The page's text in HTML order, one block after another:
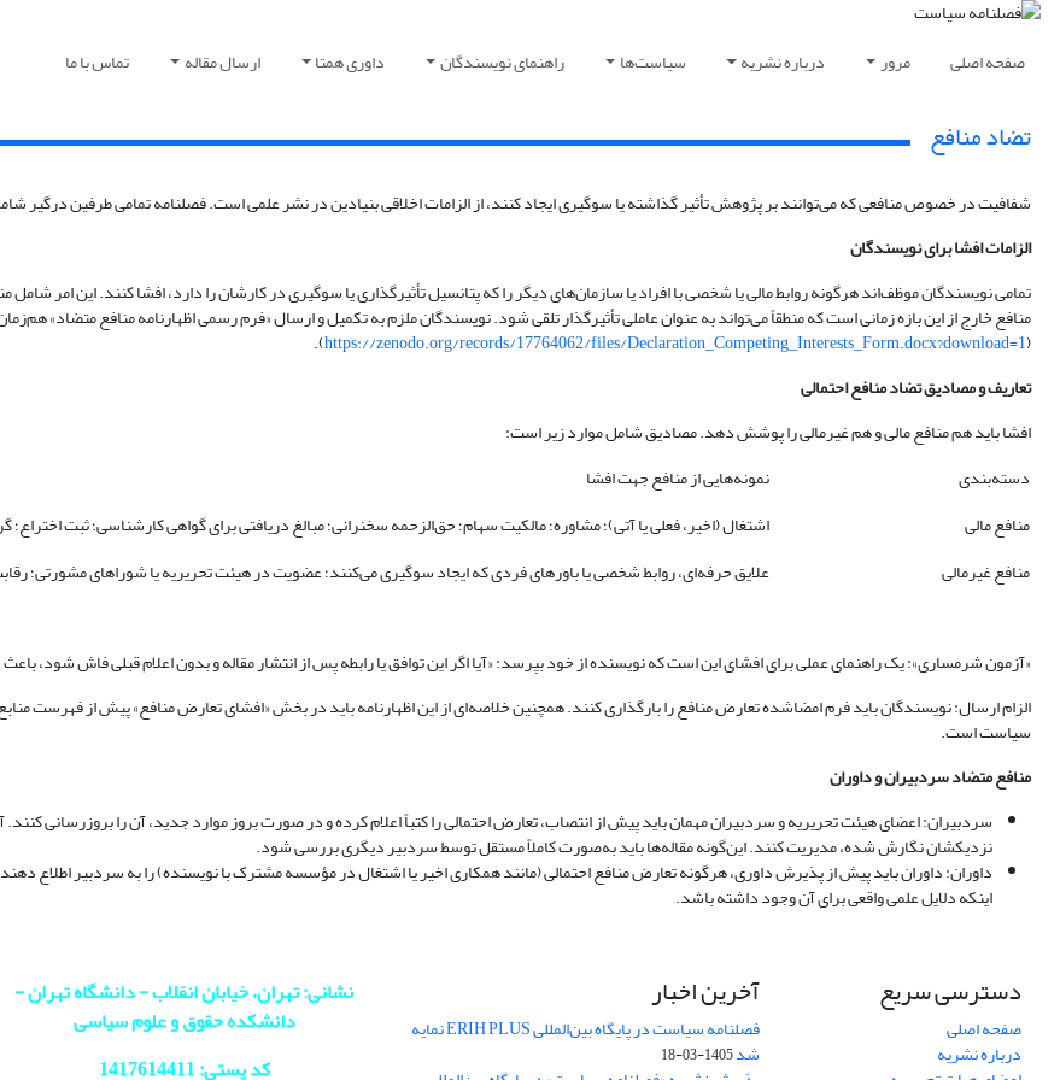
صفحه اصلی مرور درباره نشریه سیاست‌ها راهنمای نویسندگان داوری همتا ارسال مقاله تماس با ما
تضاد منافع
شفافیت در خصوص منافعی که می‌توانند بر پژوهش تأثیر گذاشته یا سوگیری ایجاد کنند، از الزامات اخلاقی بنیادین در نشر علمی است. فصلنامه تمامی طرفین درگیر
الزامات افشا برای نویسندگان
تمامی نویسندگان موظف‌اند هرگونه روابط مالی یا شخصی با افراد یا سازمان‌های دیگر را که پتانسیل تأثیرگذاری یا سوگیری در کارشان را دارد، افشا کنند. این امر
منافع خارج از این بازه زمانی است که منطقاً می‌تواند به عنوان عاملی تأثیرگذار تلقی شود. نویسندگان ملزم به تکمیل و ارسال «فرم رسمی اظهارنامه منافع متضاد»
(
https://zenodo.org/records/17764062/files/Declaration_Competing_Interests_Form.docx?download=1
).
تعاریف و مصادیق تضاد منافع احتمالی
افشا باید هم منافع مالی و هم غیرمالی را پوشش دهد. مصادیق شامل موارد زیر است:
دسته‌بندی
نمونه‌هایی از منافع جهت افشا
منافع مالی
اشتغال (اخیر، فعلی یا آتی)؛ مشاوره؛ مالکیت سهام؛ حق‌الزحمه سخنرانی؛ مبالغ دریافتی برای گواهی کارشناسی؛ ثبت
منافع غیرمالی
علایق حرفه‌ای، روابط شخصی یا باورهای فردی که ایجاد سوگیری می‌کنند؛ عضویت در هیئت تحریریه یا شوراهای مشورتی؛
«آزمون شرمساری»: یک راهنمای عملی برای افشای این است که نویسنده از خود بپرسد: «آیا اگر این توافق یا رابطه پس از انتشار مقاله و بدون اعلام قبلی فاش شود،
الزام ارسال: نویسندگان باید فرم امضاشده تعارض منافع را بارگذاری کنند. همچنین خلاصه‌ای از این اظهارنامه باید در بخش «افشای تعارض منافع» پیش از فهرست
سیاست است.
منافع متضاد سردبیران و داوران
سردبیران: اعضای هیئت تحریریه و سردبیران مهمان باید پیش از انتصاب، تعارض احتمالی را کتباً اعلام کرده و در صورت بروز موارد جدید، آن را بروزرسانی کنند.
نزدیکشان نگارش شده، مدیریت کنند. این‌گونه مقاله‌ها باید به‌صورت کاملاً مستقل توسط سردبیر دیگری بررسی شود.
داوران: داوران باید پیش از پذیرش داوری، هرگونه تعارض منافع احتمالی (مانند همکاری اخیر یا اشتغال در مؤسسه مشترک با نویسنده) را به سردبیر اطلاع
اینکه دلایل علمی واقعی برای آن وجود داشته باشد.
دسترسی سریع
صفحه اصلی
درباره نشریه
آخرین اخبار
فصلنامه سیاست در پایگاه بین‌المللی ERIH PLUS نمایه
شد1405-03-18
نشانی: تهران، خیابان انقلاب - دانشگاه تهران -
دانشکده حقوق و علوم سیاسی
کد پستی: 1417614411